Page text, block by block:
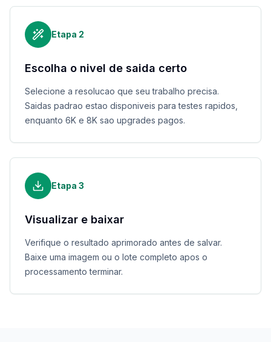
Etapa 2
Escolha o nivel de saida certo
Selecione a resolucao que seu trabalho precisa.
Saidas padrao estao disponiveis para testes rapidos,
enquanto 6K e 8K sao upgrades pagos.
Etapa 3
Visualizar e baixar
Verifique o resultado aprimorado antes de salvar.
Baixe uma imagem ou o lote completo apos o
processamento terminar.